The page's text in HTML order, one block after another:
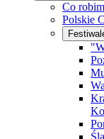
Co
Polskie